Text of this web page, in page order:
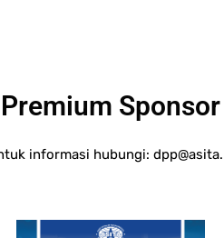
Premium Sponsor
informasi hubungi: